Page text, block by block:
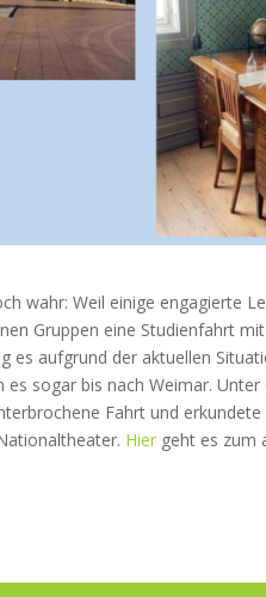
wahr: Weil einige engagierte
Gruppen eine Studienfahrt
es aufgrund der aktuellen
es sogar bis nach Weimar.
Fahrt und
Hier geht es zum